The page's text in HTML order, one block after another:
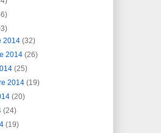
2014(32)
2014(26)
(25)
2014(19)
(20)
(24)
(19)